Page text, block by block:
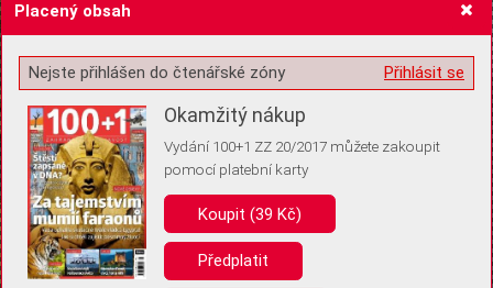
Žádost o souhlas s ukládáním volitelných informací
Pro základní fungování webu nepotřebujeme ukládat žádné informace
(tzv. cookies apod.). Rádi bychom vás ale požádali o souhlas s
uložením volitelných informací:
Placený obsah
Přihlásit se
Nejste přihlášen do čtenářské zóny
Okamžitý nákup
Vydání 100+1 ZZ 20/2017 můžete zakoupit
pomocí platební karty
Koupit (39 Kč)
Předplatit